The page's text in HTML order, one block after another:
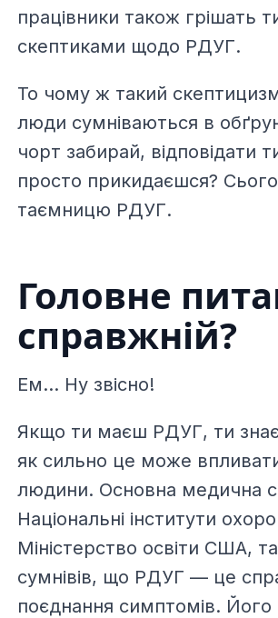
працівники також грішать
скептиками щодо РДУГ.
То чому ж такий
люди сумніваються в
чорт забирай, відповідати
просто прикидаєшся?
таємницю РДУГ.
Головне
справжній?
Ем... Ну звісно!
Якщо ти маєш РДУГ, ти
як сильно це може
людини. Основна медична
Національні інститути
Міністерство освіти США,
сумнівів, що РДУГ — це
поєднання симптомів.